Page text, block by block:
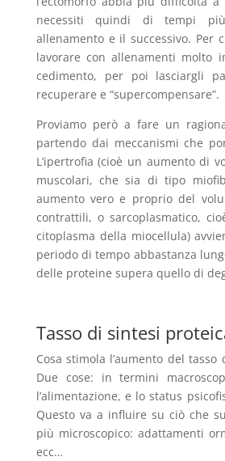
necessiti quindi di tempi
allenamento e il successivo. Per
lavorare con allenamenti molto
cedimento, per poi lasciargli
recuperare e “supercompensare”.
Proviamo però a fare un
partendo dai meccanismi che
L’ipertrofia (cioè un aumento di
muscolari, che sia di tipo
aumento vero e proprio del
contrattili, o sarcoplasmatico,
citoplasma della miocellula)
periodo di tempo abbastanza
delle proteine supera quello di
Tasso di sintesi
Cosa stimola l’aumento del
Due cose: in termini
l’alimentazione, e lo status
Questo va a influire su ciò che
più microscopico: adattamenti
ecc…